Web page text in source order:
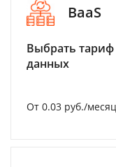
BaaS
Выбрать тариф
данных
От 0.03 руб./месяц